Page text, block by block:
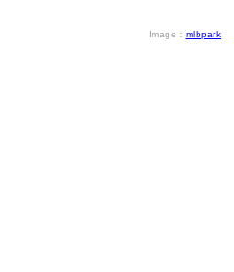
Image： mlbpark